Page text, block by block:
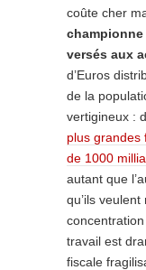
coûte cher
championne
versés aux
d’Euros
de la
vertigineux :
plus grandes
de 1000
autant que
qu’ils
travail est
fiscale